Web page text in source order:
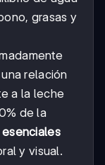
grasas y
relación
a la leche
de la
y visual.